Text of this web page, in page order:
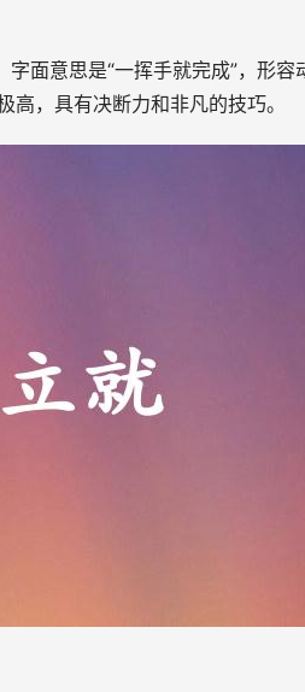
面意思是“一挥手就完成”，形容
，具有决断力和非凡的技巧。